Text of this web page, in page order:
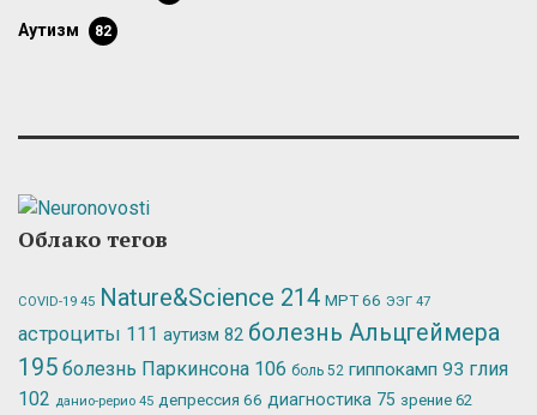
аутизм 82
Облако тегов
COVID-19 45 Nature&Science 214 МРТ66 ЭЭГ 47
астроциты 111 аутизм 82 болезнь Альцгеймера
195 болезнь Паркинсона 106 боль 52 гиппокамп 93 глия
102 данио-рерио 45 депрессия 66 диагностика 75 зрение 62